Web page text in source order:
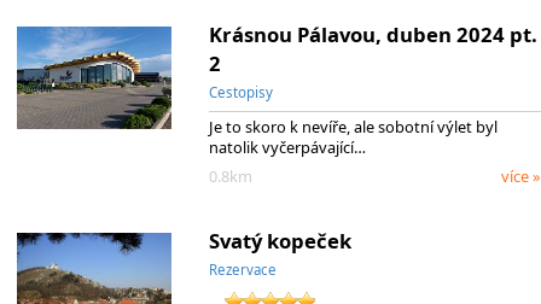
Krásnou Pálavou, duben 2024 pt.
2
Cestopisy
Je to skoro k nevíře, ale sobotní výlet byl
natolik vyčerpávající…
0.8km
více »
Svatý kopeček
Rezervace